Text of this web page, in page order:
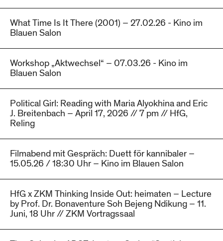
What Time Is It There (2001) – 27.02.26 - Kino im
Blauen Salon
Workshop „Aktwechsel“ – 07.03.26 - Kino im
Blauen Salon
Political Girl: Reading with Maria Alyokhina and Eric
J. Breitenbach – April 17, 2026 // 7 pm // HfG,
Reling
Filmabend mit Gespräch: Duett för kannibaler –
15.05.26 / 18:30 Uhr – Kino im Blauen Salon
HfG x ZKM Thinking Inside Out: heimaten – Lecture
by Prof. Dr. Bonaventure Soh Bejeng Ndikung – 11.
Juni, 18 Uhr // ZKM Vortragssaal